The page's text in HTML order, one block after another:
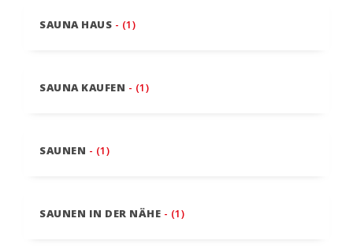
SAUNA HAUS - (1)
SAUNA KAUFEN - (1)
SAUNEN - (1)
SAUNEN IN DER NÄHE - (1)